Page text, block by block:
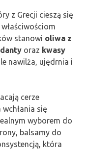
z Grecji cieszą się
stanowi oliwa z
oraz kwasy
nawilża, ujędrnia i
cerze
się
wyborem do
balsamy do
która